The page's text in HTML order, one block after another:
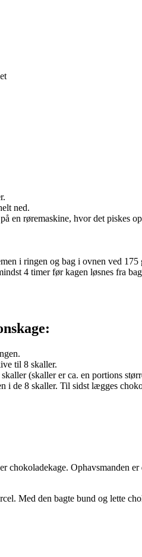
ned.
røremaskine, hvor det piskes
i ringen og bag i ovnen ved 175
4 timer før kagen løsnes fra
til 8 skaller.
(skaller er ca. en portions
i de 8 skaller. Til sidst lægges
chokoladekage. Ophavsmanden
Med den bagte bund og lette